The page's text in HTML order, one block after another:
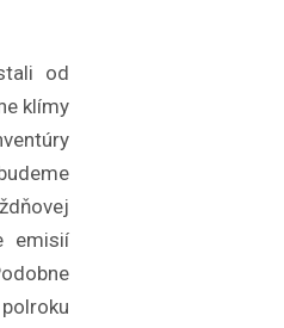
od
klímy
emisií